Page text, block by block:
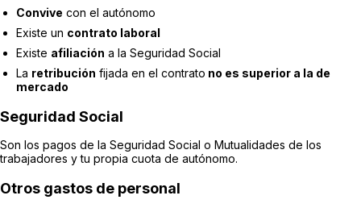
Convive con el autónomo
Existe un contrato laboral
Existe afiliación a la Seguridad Social
La retribución fijada en el contrato no es superior a la de
mercado
Seguridad Social
Son los pagos de la Seguridad Social o Mutualidades de los
trabajadores y tu propia cuota de autónomo.
Otros gastos de personal